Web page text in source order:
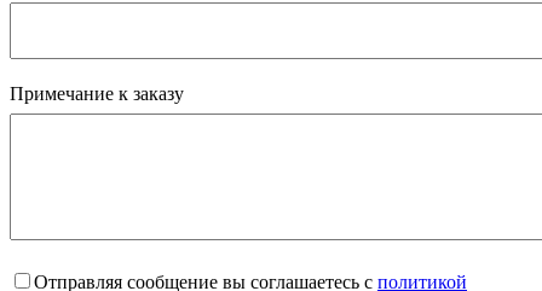
Примечание к заказу
Отправляя сообщение вы соглашаетесь с политикой